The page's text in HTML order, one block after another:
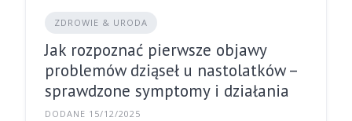
ZDROWIE & URODA
Jak rozpoznać pierwsze objawy
problemów dziąseł u nastolatków –
sprawdzone symptomy i działania
DODANE 15/12/2025